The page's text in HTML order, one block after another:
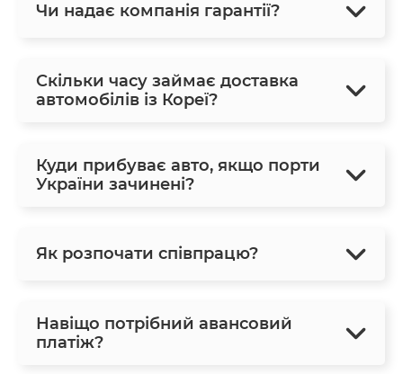
Чи надає компанія гарантії?
Скільки часу займає доставка
автомобілів із Кореї?
Куди прибуває авто, якщо порти
України зачинені?
Як розпочати співпрацю?
Навіщо потрібний авансовий
платіж?